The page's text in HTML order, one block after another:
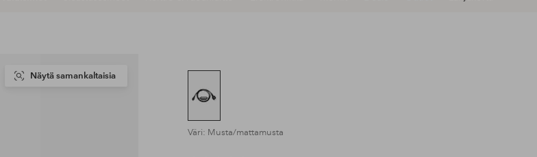
Näytä samankaltaisia
Väri: Musta/mattamusta